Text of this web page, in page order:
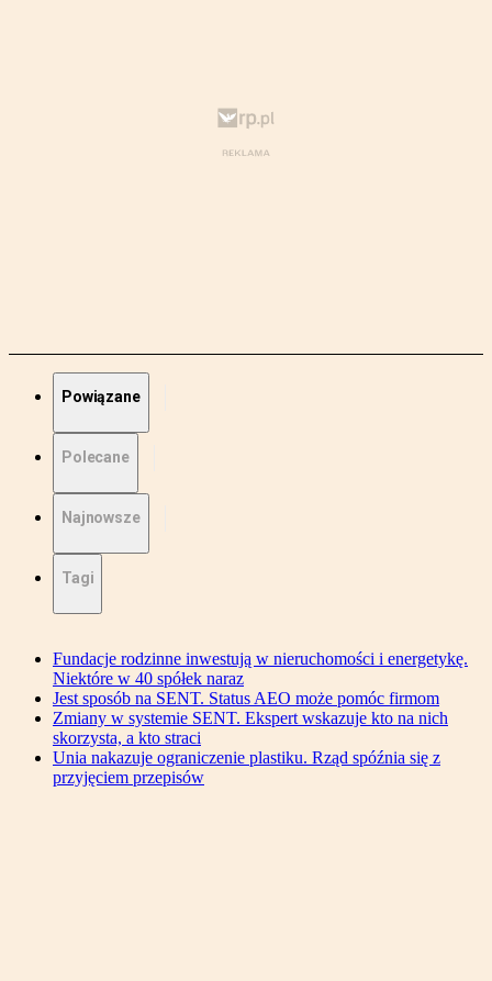
Powiązane
Polecane
Najnowsze
Tagi
Fundacje rodzinne inwestują w nieruchomości i energetykę.
Niektóre w 40 spółek naraz
Jest sposób na SENT. Status AEO może pomóc firmom
Zmiany w systemie SENT. Ekspert wskazuje kto na nich
skorzysta, a kto straci
Unia nakazuje ograniczenie plastiku. Rząd spóźnia się z
przyjęciem przepisów